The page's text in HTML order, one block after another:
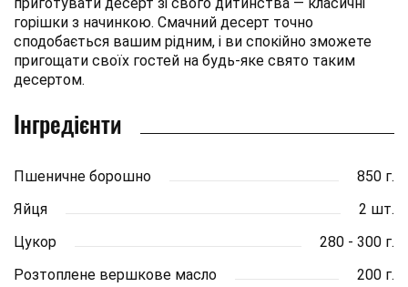
горішки з начинкою. Смачний десерт точно
сподобається вашим рідним, і ви спокійно зможете
пригощати своїх гостей на будь-яке свято таким
десертом.
Інгредієнти
Пшеничне борошно
850 г.
Яйця
2 шт.
Цукор
280 - 300 г.
Розтоплене вершкове масло
200 г.